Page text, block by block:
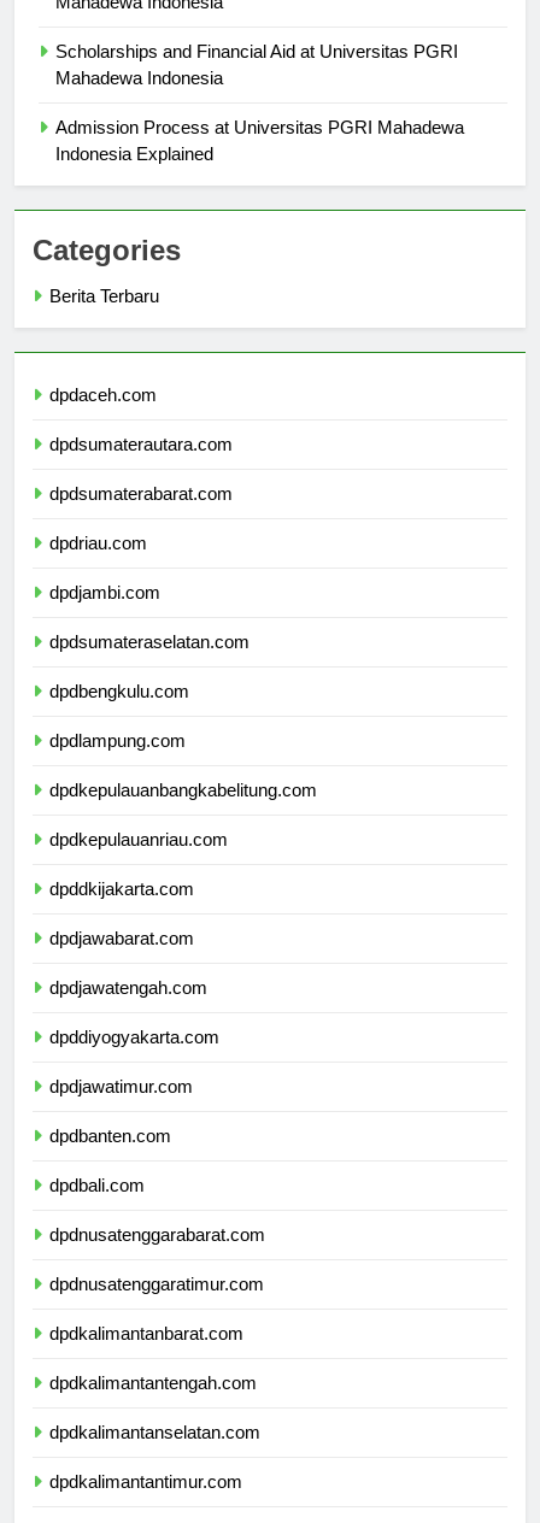
Scholarships and Financial Aid at Universitas PGRI
Mahadewa Indonesia
Admission Process at Universitas PGRI Mahadewa
Indonesia Explained
Categories
Berita Terbaru
dpdaceh.com
dpdsumaterautara.com
dpdsumaterabarat.com
dpdriau.com
dpdjambi.com
dpdsumateraselatan.com
dpdbengkulu.com
dpdlampung.com
dpdkepulauanbangkabelitung.com
dpdkepulauanriau.com
dpddkijakarta.com
dpdjawabarat.com
dpdjawatengah.com
dpddiyogyakarta.com
dpdjawatimur.com
dpdbanten.com
dpdbali.com
dpdnusatenggarabarat.com
dpdnusatenggaratimur.com
dpdkalimantanbarat.com
dpdkalimantantengah.com
dpdkalimantanselatan.com
dpdkalimantantimur.com